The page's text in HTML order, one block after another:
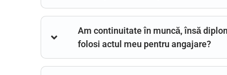
Am continuitate în muncă, însă
folosi actul meu pentru angajare?